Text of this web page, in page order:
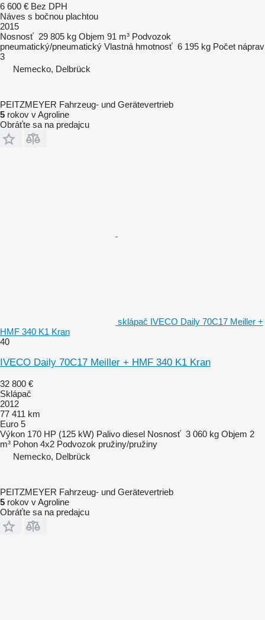
6 600 € Bez DPH
Náves s bočnou plachtou
2015
Nosnosť 29 805 kg Objem 91 m³ Podvozok
pneumatický/pneumatický Vlastná hmotnosť 6 195 kg Počet náprav
3
Nemecko, Delbrück
PEITZMEYER Fahrzeug- und Gerätevertrieb
5 rokov v Agroline
Obráťte sa na predajcu
sklápač IVECO Daily 70C17 Meiller +
HMF 340 K1 Kran
40
IVECO Daily 70C17 Meiller + HMF 340 K1 Kran
32 800 €
Sklápač
2012
77 411 km
Euro 5
Výkon 170 HP (125 kW) Palivo diesel Nosnosť 3 060 kg Objem 2
m³ Pohon 4x2 Podvozok pružiny/pružiny
Nemecko, Delbrück
PEITZMEYER Fahrzeug- und Gerätevertrieb
5 rokov v Agroline
Obráťte sa na predajcu